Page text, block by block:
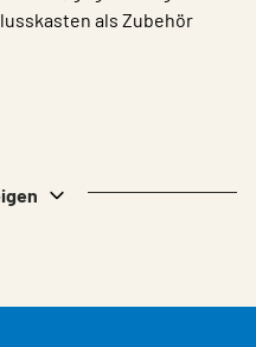
als Zubehör